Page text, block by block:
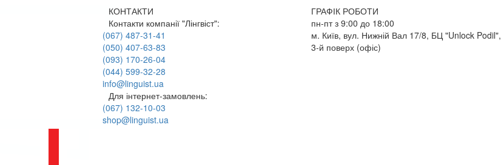
КОНТАКТИ
Контакти компанії "Лінгвіст":
(067) 487-31-41
(050) 407-63-83
(093) 170-26-04
(044) 599-32-28
info@linguist.ua
Для інтернет-замовлень:
(067) 132-10-03
shop@linguist.ua
ГРАФІК РОБОТИ
пн-пт з 9:00 до 18:00
м. Київ, вул. Нижній Вал 17/8, БЦ "Unlock Podil",
3-й поверх (офіс)